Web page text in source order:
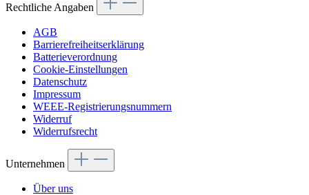
Rechtliche Angaben
AGB
Barrierefreiheitserklärung
Batterieverordnung
Cookie-Einstellungen
Datenschutz
Impressum
WEEE-Registrierungsnummern
Widerruf
Widerrufsrecht
Unternehmen
Über uns